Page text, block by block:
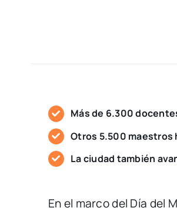
Más de 6.300
Otros 5.500 maestros
La ciudad también
En el marco del Día del